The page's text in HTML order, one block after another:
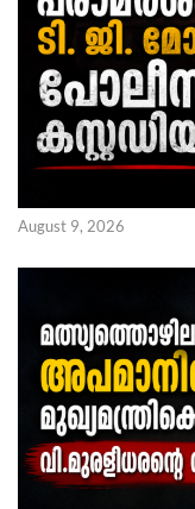
August 9, 2026